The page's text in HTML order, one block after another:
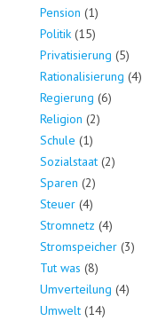
Pension (1)
Politik (15)
Privatisierung (5)
Rationalisierung (4)
Regierung (6)
Religion (2)
Schule (1)
Sozialstaat (2)
Sparen (2)
Steuer (4)
Stromnetz (4)
Stromspeicher (3)
Tut was (8)
Umverteilung (4)
Umwelt (14)